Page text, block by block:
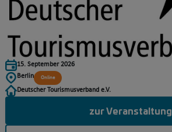
15. September 2026
Berlin
Online
Deutscher Tourismusverband e.V.
zur Veranstaltung